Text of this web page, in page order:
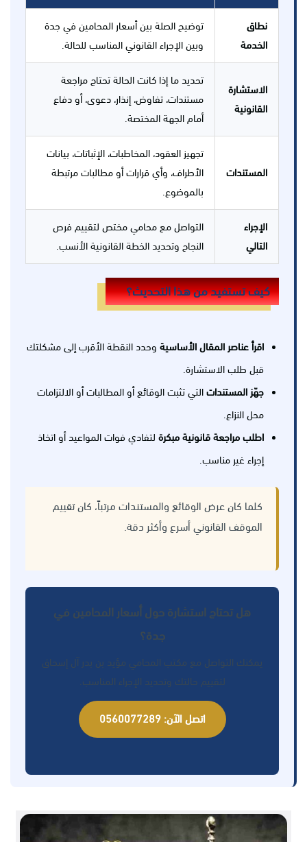
نطاق
الخدمة
توضيح الصلة بين أسعار المحامين في جدة
وبين الإجراء القانوني المناسب للحالة.
الاستشارة
القانونية
تحديد ما إذا كانت الحالة تحتاج مراجعة
مستندات، تفاوض، إنذار، دعوى، أو دفاع
أمام الجهة المختصة.
المستندات
تجهيز العقود، المخاطبات، الإثباتات، بيانات
الأطراف، وأي قرارات أو مطالبات مرتبطة
بالموضوع.
الإجراء
التالي
التواصل مع محامي مختص لتقييم فرص
النجاح وتحديد الخطة القانونية الأنسب.
كيف تستفيد من هذا التحديث؟
اقرأ عناصر المقال الأساسية وحدد النقطة الأقرب إلى مشكلتك
قبل طلب الاستشارة.
جهّز المستنداتالتي تثبت الوقائع أو المطالبات أو الالتزامات
محل النزاع.
اطلب مراجعة قانونية مبكرة لتفادي فوات المواعيد أو اتخاذ
إجراء غير مناسب.
كلما كان عرض الوقائع والمستندات مرتباً، كان تقييم
الموقف القانوني أسرع وأكثر دقة.
هل تحتاج استشارة حول أسعار المحامين في
جدة؟
يمكنك التواصل مع مكتب المحامي مؤيد بن بدر آل إسحاق
لتقييم حالتك وتحديد الإجراء المناسب.
اتصل الآن: 0560077289